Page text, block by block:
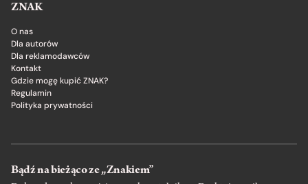
ZNAK
O nas
Dla autorów
Dla reklamodawców
Kontakt
Gdzie mogę kupić ZNAK?
Regulamin
Polityka prywatności
Bądź na bieżąco ze „Znakiem”